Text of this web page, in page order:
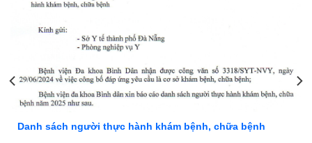
Danh sách người thực hành khám bệnh, chữa bệnh